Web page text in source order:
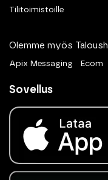
Tilitoimistoille
Olemme myös
Apix Messaging Ecom
Sovellus